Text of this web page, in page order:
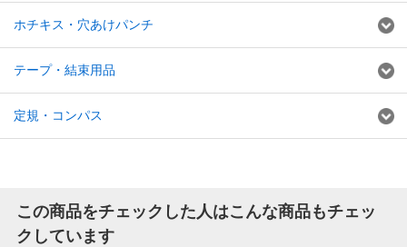
ホチキス・穴あけパンチ
テープ・結束用品
定規・コンパス
この商品をチェックした人はこんな商品もチェッ
クしています